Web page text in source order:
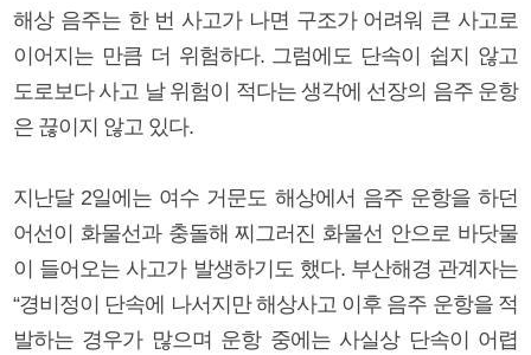
해상 음주는 한 번 사고가 나면 구조가 어려워 큰 사고로
이어지는 만큼 더 위험하다. 그럼에도 단속이 쉽지 않고
도로보다 사고 날 위험이 적다는 생각에 선장의 음주 운항
은 끊이지 않고 있다.
지난달 2일에는 여수 거문도 해상에서 음주 운항을 하던
어선이 화물선과 충돌해 찌그러진 화물선 안으로 바닷물
이 들어오는 사고가 발생하기도 했다. 부산해경 관계자는
“경비정이 단속에 나서지만 해상사고 이후 음주 운항을 적
발하는 경우가 많으며 운항 중에는 사실상 단속이 어렵